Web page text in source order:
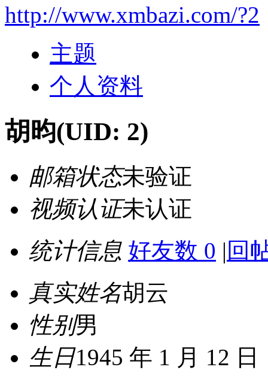
http://www.xmbazi.com/?2
主题
个人资料
胡昀(UID: 2)
邮箱状态未验证
视频认证未认证
统计信息 好友数 0 | 回
真实姓名胡云
性别男
生日1945 年 1 月 12 日